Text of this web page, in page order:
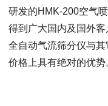
研发的HMK-200空气
得到广大国内及国外
全自动气流筛分仪与
价格上具有绝对的优势